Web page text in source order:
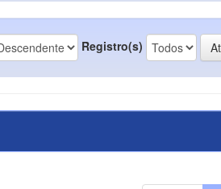
Registro(s)